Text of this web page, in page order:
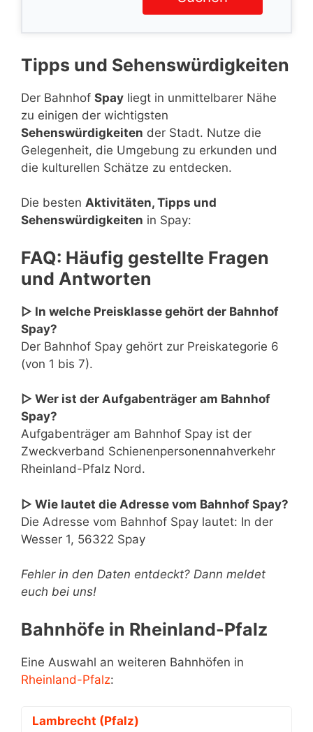
Tipps und Sehenswürdigkeiten
Der Bahnhof Spay liegt in unmittelbarer Nähe
zu einigen der wichtigsten
Sehenswürdigkeiten der Stadt. Nutze die
Gelegenheit, die Umgebung zu erkunden und
die kulturellen Schätze zu entdecken.
Die besten Aktivitäten, Tipps und
Sehenswürdigkeiten in Spay:
FAQ: Häufig gestellte Fragen
und Antworten
▷ In welche Preisklasse gehört der Bahnhof
Spay?
Der Bahnhof Spay gehört zur Preiskategorie 6
(von 1 bis 7).
▷ Wer ist der Aufgabenträger am Bahnhof
Spay?
Aufgabenträger am Bahnhof Spay ist der
Zweckverband Schienenpersonennahverkehr
Rheinland-Pfalz Nord.
▷ Wie lautet die Adresse vom Bahnhof Spay?
Die Adresse vom Bahnhof Spay lautet: In der
Wesser 1, 56322 Spay
Fehler in den Daten entdeckt? Dann meldet
euch bei uns!
Bahnhöfe in Rheinland-Pfalz
Eine Auswahl an weiteren Bahnhöfen in
Rheinland-Pfalz:
Lambrecht (Pfalz)